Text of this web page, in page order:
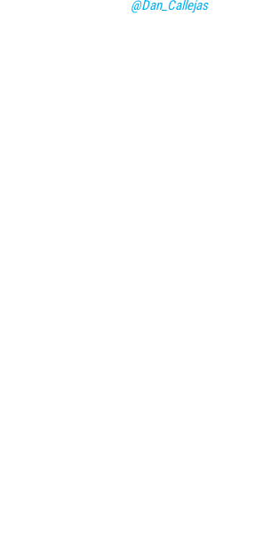
@Dan_Callejas